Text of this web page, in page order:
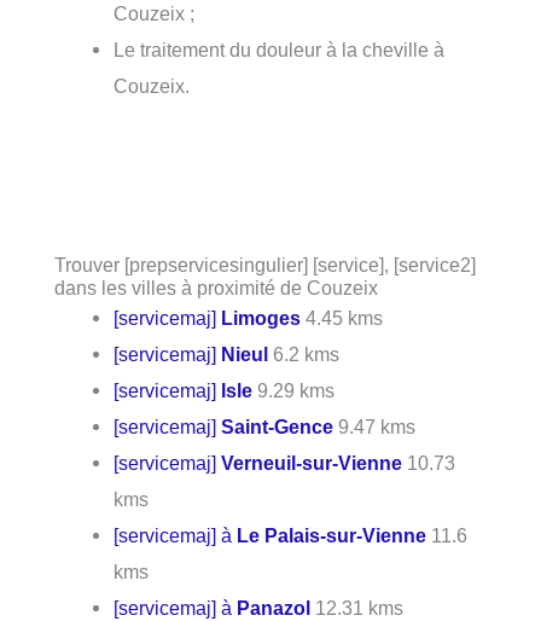
Couzeix ;
Le traitement du douleur à la cheville à
Couzeix.
Trouver [prepservicesingulier] [service], [service2]
dans les villes à proximité de Couzeix
[servicemaj] Limoges 4.45 kms
[servicemaj] Nieul 6.2 kms
[servicemaj] Isle 9.29 kms
[servicemaj]Saint-Gence 9.47 kms
[servicemaj]Verneuil-sur-Vienne 10.73
kms
[servicemaj] à Le Palais-sur-Vienne 11.6
kms
[servicemaj] à Panazol 12.31 kms